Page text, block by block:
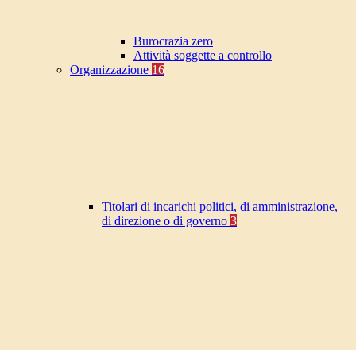
Burocrazia zero
Attività soggette a controllo
Organizzazione 16
Titolari di incarichi politici, di amministrazione,
di direzione o di governo 3